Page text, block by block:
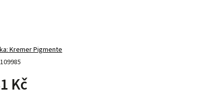
109985
Kremer Pigmente
Kč